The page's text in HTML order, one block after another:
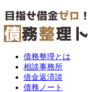
債務整理とは
相談事務所
借金返済談
債務ノート